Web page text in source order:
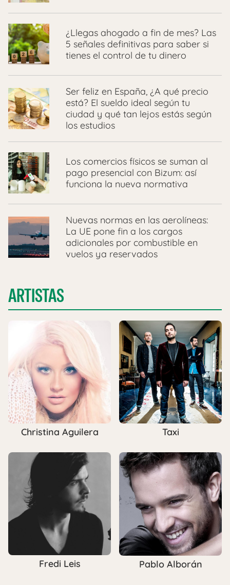
¿Llegas ahogado a fin de mes? Las
5 señales definitivas para saber si
tienes el control de tu dinero
Ser feliz en España, ¿A qué precio
está? El sueldo ideal según tu
ciudad y qué tan lejos estás según
los estudios
Los comercios físicos se suman al
pago presencial con Bizum: así
funciona la nueva normativa
Nuevas normas en las aerolíneas:
La UE pone fin a los cargos
adicionales por combustible en
vuelos ya reservados
ARTISTAS
Christina Aguilera Taxi
Fredi Leis Pablo Alborán